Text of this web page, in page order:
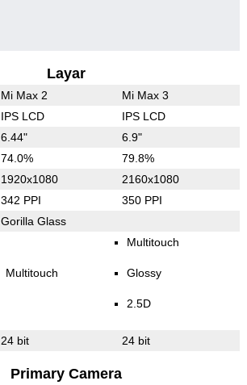
Layar
Mi Max 2 Mi Max 3
IPS LCD IPS LCD
6.44" 6.9"
74.0% 79.8%
1920x1080 2160x1080
342 PPI 350 PPI
Gorilla Glass
Multitouch
Multitouch
Glossy
2.5D
24 bit 24 bit
Primary Camera